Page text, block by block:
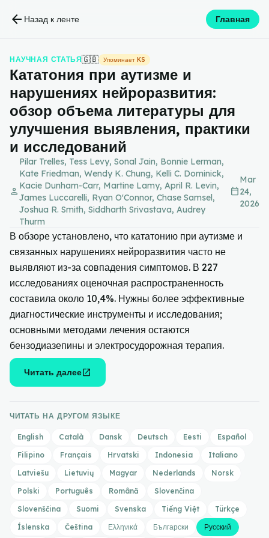
arrow_back Назад к ленте Главная
НАУЧНАЯ СТАТЬЯ🇬🇧 Упоминает KS
Кататония при аутизме и
нарушениях нейроразвития:
обзор объема литературы для
улучшения выявления, практики
и исследований
person
Pilar Trelles, Tess Levy, Sonal Jain, Bonnie Lerman,
Kate Friedman, Wendy K. Chung, Kelli C. Dominick,
Kacie Dunham-Carr, Martine Lamy, April R. Levin,
James Luccarelli, Ryan O'Connor, Chase Samsel,
Joshua R. Smith, Siddharth Srivastava, Audrey
Thurm
calendar_today
Mar
24,
2026
В обзоре установлено, что кататонию при аутизме и
связанных нарушениях нейроразвития часто не
выявляют из-за совпадения симптомов. В 227
исследованиях оценочная распространенность
составила около 10,4%. Нужны более эффективные
диагностические инструменты и исследования;
основными методами лечения остаются
бензодиазепины и электросудорожная терапия.
Читать далееopen_in_new
ЧИТАТЬ НА ДРУГОМ ЯЗЫКЕ
English Català Dansk Deutsch Eesti
Español
Filipino
Français Hrvatski Indonesia
Italiano
Latviešu
Lietuvių Magyar Nederlands
Norsk
Polski
Português Română
Slovenčina
Slovenščina
Suomi Svenska Tiếng Việt
Türkçe
Íslenska
Čeština Ελληνικά Български Русский